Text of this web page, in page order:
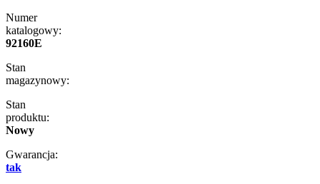
Numer
katalogowy:
92160E
Stan
magazynowy:
Stan
produktu:
Nowy
Gwarancja:
tak